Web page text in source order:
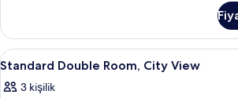
access
only)
için
tüm
(Queen)
Boy
Yatak,
Manzaralı,
Standard
Double
Room,
Anti alerjik
5
Standard Double Room, City View
3 kişilik